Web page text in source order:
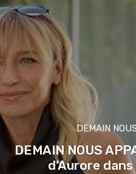
DEMAIN
DEMAIN NOUS
d’Aurore